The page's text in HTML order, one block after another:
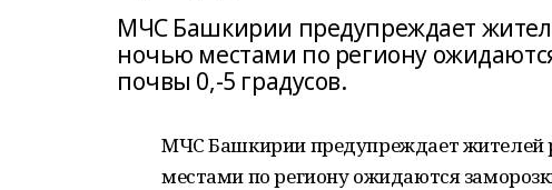
МЧС Башкирии предупреждает
ночью местами по региону
почвы 0,-5 градусов.
МЧС Башкирии предупреждает жителей
местами по региону ожидаются